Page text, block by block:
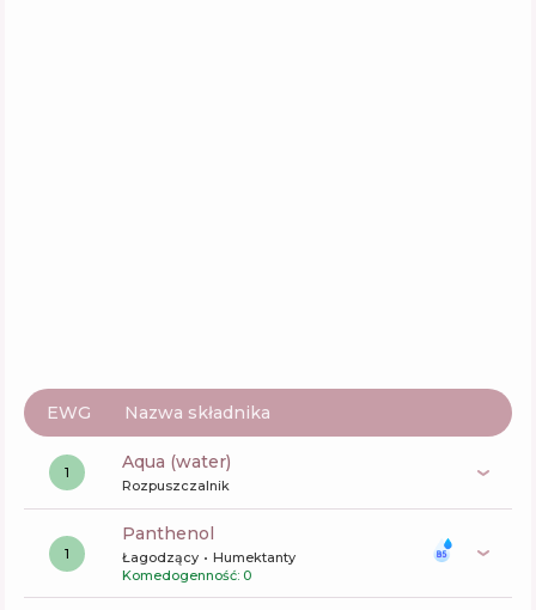
EWG Nazwa składnika
1 aqua (water)
Rozpuszczalnik
1
panthenol
Łagodzący
Humektanty
Komedogenność: 0